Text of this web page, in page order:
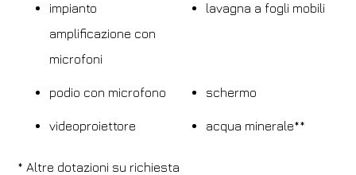
impianto
amplificazione con
microfoni
lavagna a fogli mobili
podio con microfono schermo
videoproiettore acqua minerale**
* Altre dotazioni su richiesta